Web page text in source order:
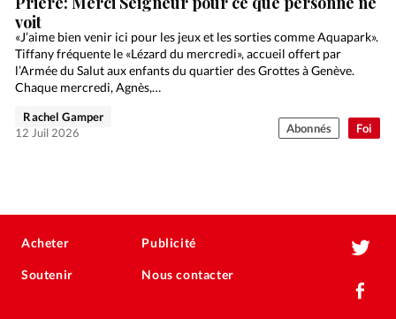
Foi
voit
«J’aime bien venir ici pour les jeux et les sorties comme Aquapark».
Tiffany fréquente le «Lézard du mercredi», accueil offert par
l’Armée du Salut aux enfants du quartier des Grottes à Genève.
Chaque mercredi, Agnès,…
Rachel Gamper
12 Juil 2026
Abonnés
Acheter
Soutenir
Publicité
Nous contacter